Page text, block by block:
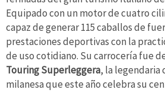
Equipado con un motor de cuatro
capaz de generar 115 caballos de
prestaciones deportivas con la
de uso cotidiano. Su carrocería fue
Touring Superleggera, la legendaria
milanesa que este año celebra su